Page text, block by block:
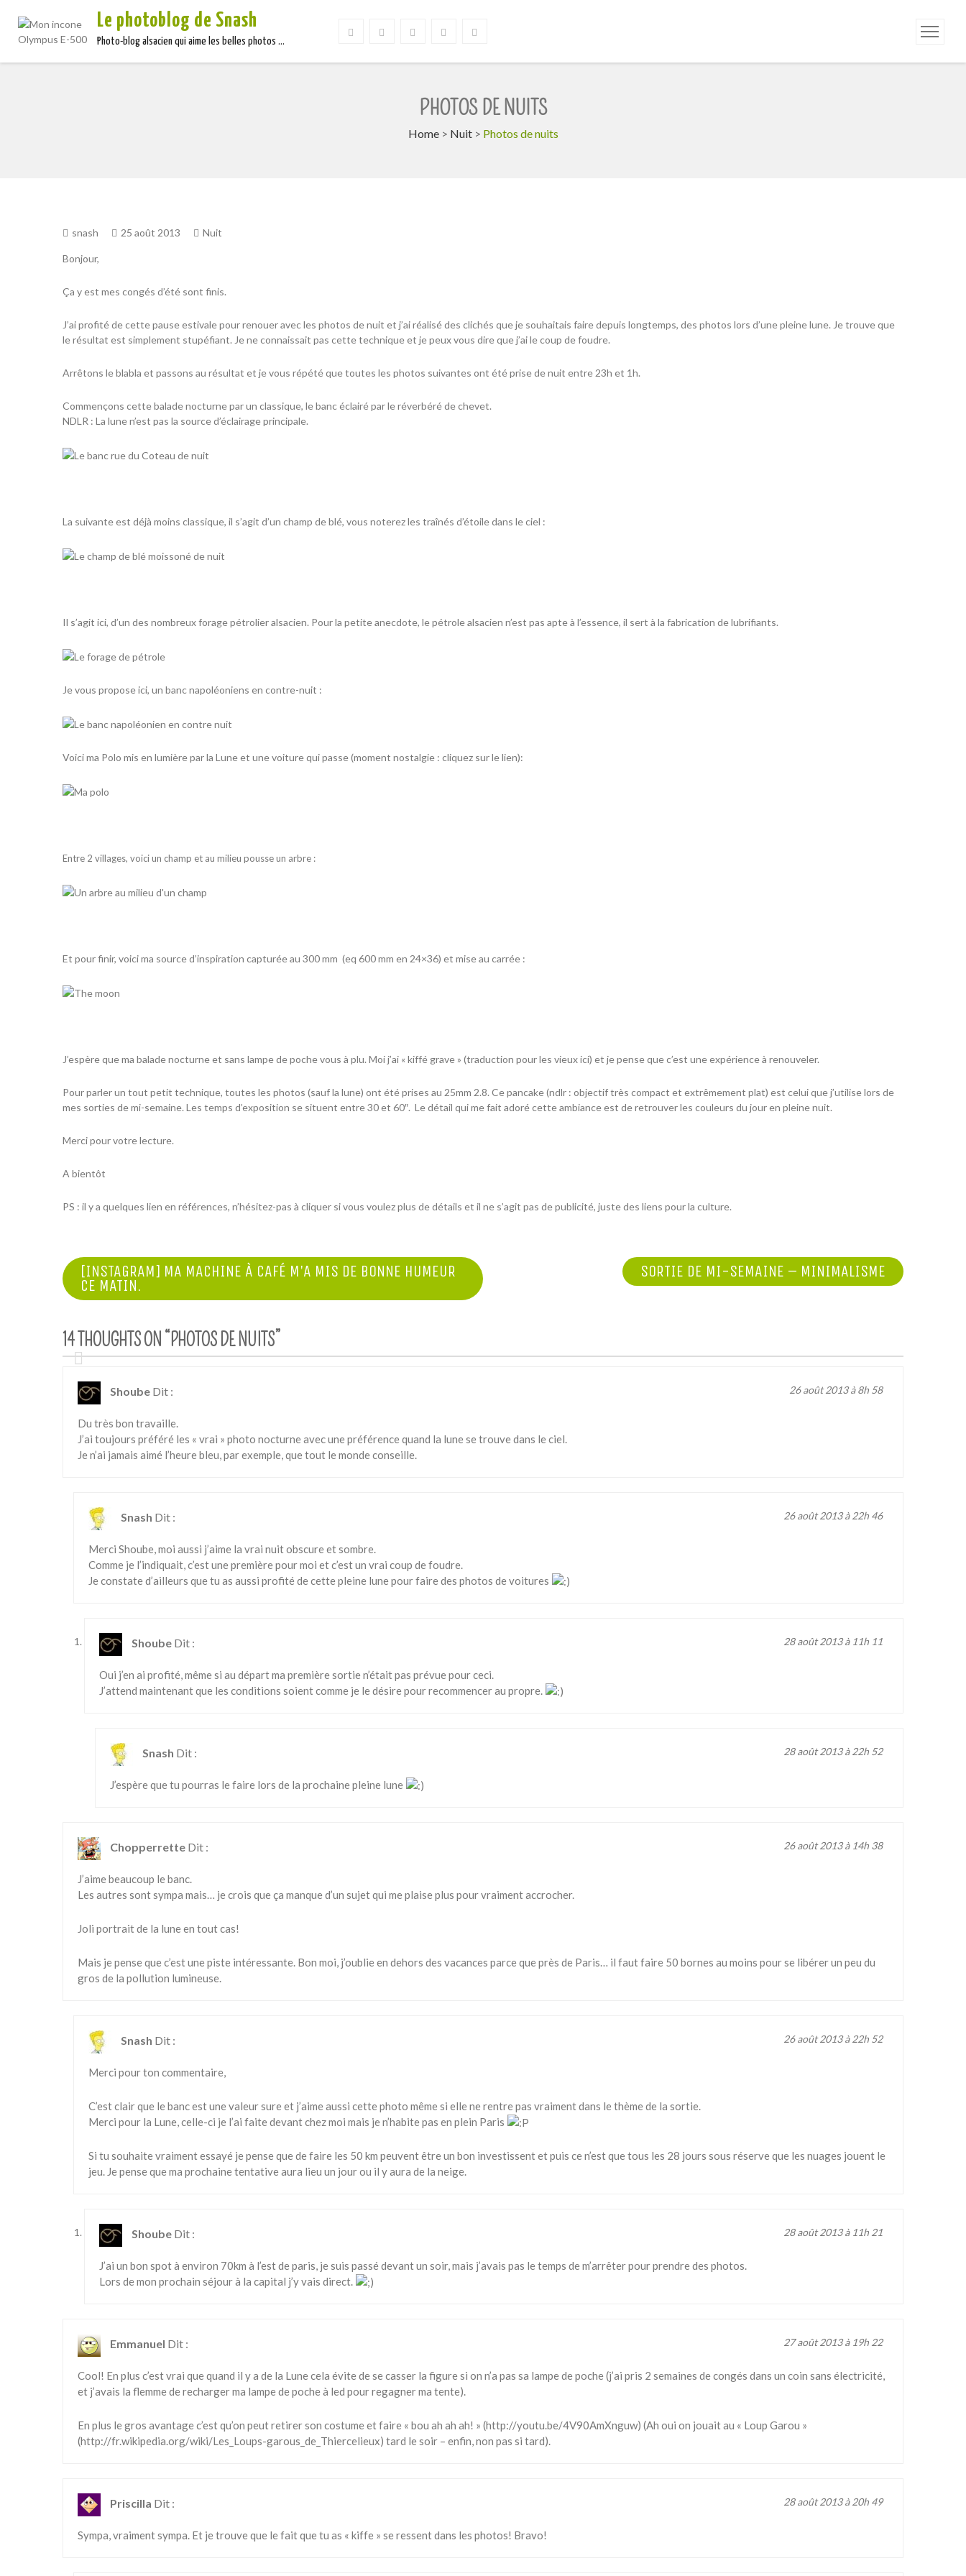
Le photoblog de Snash
Photo-blog alsacien qui aime les belles photos …
PHOTOS DE NUITS
Home> Nuit> Photos de nuits
snash 25 août 2013 Nuit
Bonjour,
Ça y est mes congés d’été sont finis.
J’ai profité de cette pause estivale pour renouer avec les photos de nuit et j’ai réalisé des clichés que je souhaitais faire depuis longtemps, des photos lors d’une pleine lune. Je trouve que
le résultat est simplement stupéfiant. Je ne connaissait pas cette technique et je peux vous dire que j’ai le coup de foudre.
Arrêtons le blabla et passons au résultat et je vous répété que toutes les photos suivantes ont été prise de nuit entre 23h et 1h.
Commençons cette balade nocturne par un classique, le banc éclairé parle réverbéré de chevet.
NDLR : La lune n’est pas la source d’éclairage principale.
La suivante est déjà moins classique, il s’agit d’un champ de blé, vous noterez les traînés d’étoile dans le ciel :
Il s’agit ici, d’un des nombreux foragepétrolier alsacien. Pour la petite anecdote, le pétrole alsacien n’est pas apte à l’essence, il sert à la fabrication de lubrifiants.
Je vous propose ici, un banc napoléoniens en contre-nuit :
Voici ma Polo mis en lumière par la Lune et une voiture qui passe (moment nostalgie : cliquez sur le lien):
Entre 2 villages, voici un champ et au milieu pousse un arbre :
Et pour finir, voici ma source d’inspiration capturée au 300 mm (eq 600 mm en 24×36) et mise au carrée :
J’espère que ma balade nocturne et sans lampe de poche vous à plu. Moi j’ai « kiffé grave » (traduction pour les vieuxici) et je pense que c’est une expérience à renouveler.
Pour parler un tout petit technique, toutes les photos (sauf la lune) ont été prises au 25mm 2.8. Cepancake(ndlr : objectif très compact et extrêmement plat) est celui que j’utilise lors de
mes sorties de mi-semaine. Les temps d’exposition se situent entre 30 et 60″. Le détail qui me fait adoré cette ambiance est de retrouver les couleurs du jour en pleine nuit.
Merci pour votre lecture.
A bientôt
PS : il y a quelques lien en références, n’hésitez-pas à cliquer si vous voulez plus de détails et il ne s’agit pas de publicité, juste des liens pour la culture.
NAVIGATION
DE
L’ARTICLE
[INSTAGRAM] MA MACHINE À CAFÉ M'A MIS DE BONNE HUMEUR
CE MATIN.
SORTIE DE MI-SEMAINE – MINIMALISME
14 THOUGHTS ON “ PHOTOS DE NUITS
Shoube Dit : 26 août 2013 à 8h 58
Du très bon travaille.
J’ai toujours préféré les « vrai » photo nocturne avec une préférence quand la lune se trouve dans le ciel.
Je n’ai jamais aimé l’heure bleu, par exemple, que tout le monde conseille.
Snash Dit : 26 août 2013 à 22h 46
Merci Shoube, moi aussi j’aime la vrai nuit obscure et sombre.
Comme je l’indiquait, c’est une première pour moi et c’est un vrai coup de foudre.
Je constate d’ailleurs que tu as aussi profité de cette pleine lune pour faire des photos de voitures
Shoube Dit : 28 août 2013 à 11h 11
Oui j’en ai profité, même si au départ ma première sortie n’était pas prévue pour ceci.
J’attend maintenant que les conditions soient comme je le désire pour recommencer au propre.
Snash Dit : 28 août 2013 à 22h 52
J’espère que tu pourras le faire lors de la prochaine pleine lune
Chopperrette Dit : 26 août 2013 à 14h 38
J’aime beaucoup le banc.
Les autres sont sympa mais… je crois que ça manque d’un sujet qui me plaise plus pour vraiment accrocher.
Joli portrait de la lune en tout cas!
Mais je pense que c’est une piste intéressante. Bon moi, j’oublie en dehors des vacances parce que près de Paris… il faut faire 50 bornes au moins pour se libérer un peu du
gros de la pollution lumineuse.
Snash Dit : 26 août 2013 à 22h 52
Merci pour ton commentaire,
C’est clair que le banc est une valeur sure et j’aime aussi cette photo même si elle ne rentre pas vraiment dans le thème de la sortie.
Merci pour la Lune, celle-ci je l’ai faite devant chez moi mais je n’habite pas en plein Paris
Si tu souhaite vraiment essayé je pense que de faire les 50 km peuvent être un bon investissent et puis ce n’est que tous les 28 jours sous réserve que les nuages jouent le
jeu. Je pense que ma prochaine tentative aura lieu un jour ou il y aura de la neige.
Shoube Dit : 28 août 2013 à 11h 21
J’ai un bon spot à environ 70km à l’est de paris, je suis passé devant un soir, mais j’avais pas le temps de m’arrêter pour prendre des photos.
Lors de mon prochain séjour à la capital j’y vais direct.
Emmanuel Dit : 27 août 2013 à 19h 22
Cool! En plus c’est vrai que quand il y a de la Lune cela évite de se casser la figure si on n’a pas sa lampe de poche (j’ai pris 2 semaines de congés dans un coin sans électricité,
et j’avais la flemme de recharger ma lampe de poche à led pour regagner ma tente).
En plus le gros avantage c’est qu’on peut retirer son costume et faire « bou ah ah ah! » (http://youtu.be/4V90AmXnguw) (Ah oui on jouait au « Loup Garou »
(http://fr.wikipedia.org/wiki/Les_Loups-garous_de_Thiercelieux) tard le soir – enfin, non pas si tard).
Priscilla Dit : 28 août 2013 à 20h 49
Sympa, vraiment sympa. Et je trouve que le fait que tu as « kiffe » se ressent dans les photos! Bravo!